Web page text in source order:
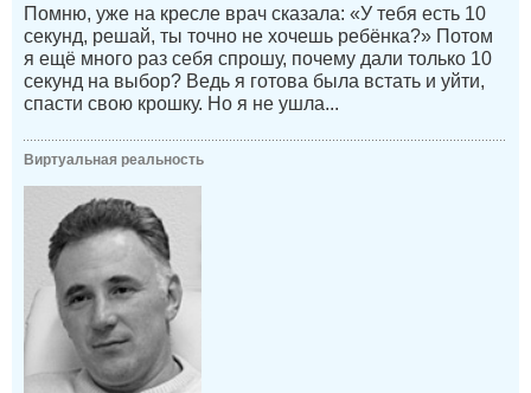
Помню, уже на кресле врач сказала: «У тебя есть 10
секунд, решай, ты точно не хочешь ребёнка?» Потом
я ещё много раз себя спрошу, почему дали только 10
секунд на выбор? Ведь я готова была встать и уйти,
спасти свою крошку. Но я не ушла...
Виртуальная реальность